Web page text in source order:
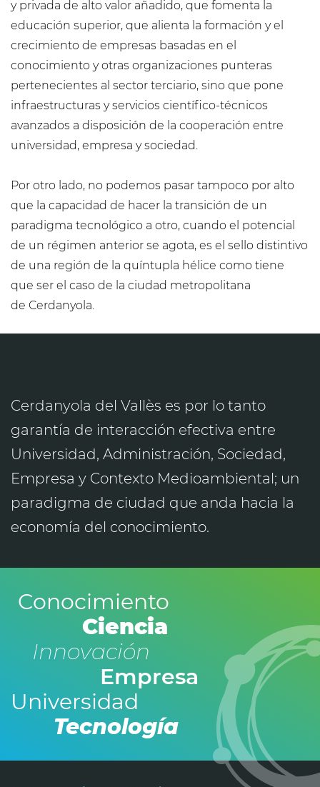
y privada de alto valor añadido, que fomenta la
educación superior, que alienta la formación y el
crecimiento de empresas basadas en el
conocimiento y otras organizaciones punteras
pertenecientes al sector terciario, sino que pone
infraestructuras y servicios científico-técnicos
avanzados a disposición de la cooperación entre
universidad, empresa y sociedad.
Por otro lado, no podemos pasar tampoco por alto
que la capacidad de hacer la transición de un
paradigma tecnológico a otro, cuando el potencial
de un régimen anterior se agota, es el sello distintivo
de una región de la quíntupla hélice como tiene
que ser el caso de la ciudad metropolitana
de Cerdanyola.
Cerdanyola del Vallès es por lo tanto
garantía de interacción efectiva entre
Universidad, Administración, Sociedad,
Empresa y Contexto Medioambiental; un
paradigma de ciudad que anda hacia la
economía del conocimiento.
Conocimiento
Ciencia
Innovación
Empresa
Universidad
Tecnología